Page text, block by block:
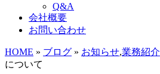
Q&A
会社概要
お問い合わせ
HOME » ブログ » お知らせ,業務紹介
について